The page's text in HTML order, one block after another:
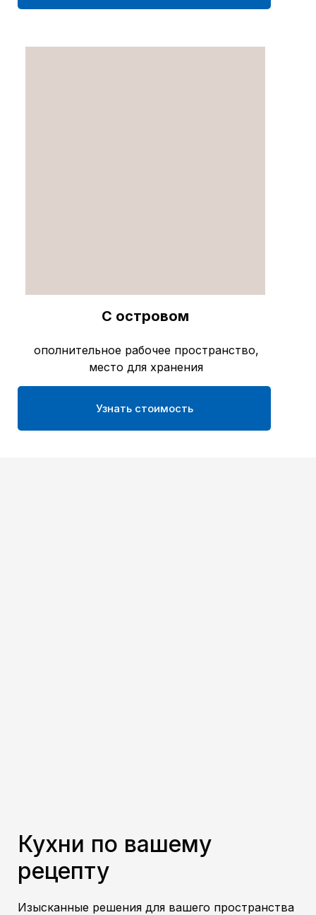
Узнать стоимость
ополнительное рабочее пространство,
место для хранения
С островом
Кухни по вашему
рецепту
Изысканные решения для вашего пространства